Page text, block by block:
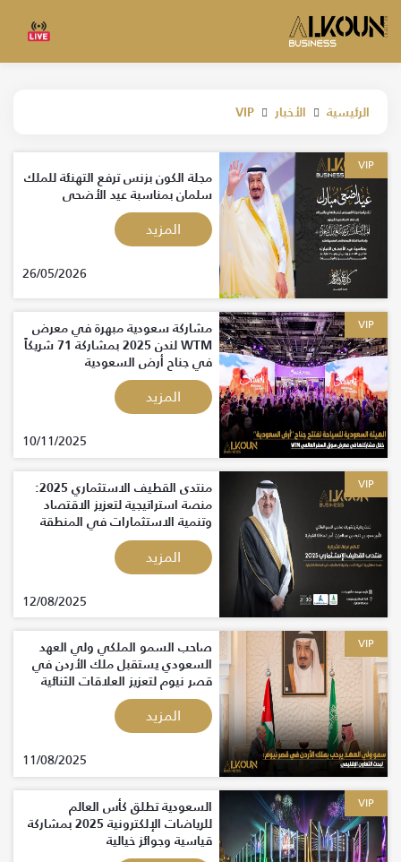
الرئيسية الأخبار VIP
VIP
مجلة الكون بزنس ترفع التهنئة للملك
سلمان بمناسبة عيد الأضحى
المزيد
26/05/2026
VIP مشاركة سعودية مبهرة في معرض
WTM لندن 2025 بمشاركة 71 شريكاً
في جناح أرض السعودية
المزيد
10/11/2025
VIP منتدى القطيف الاستثماري 2025:
منصة استراتيجية لتعزيز الاقتصاد
وتنمية الاستثمارات في المنطقة
الشرقية
المزيد
12/08/2025
VIP صاحب السمو الملكي ولي العهد
السعودي يستقبل ملك الأردن في
قصر نيوم لتعزيز العلاقات الثنائية
المزيد
11/08/2025
VIP السعودية تطلق كأس العالم
للرياضات الإلكترونية 2025 بمشاركة
قياسية وجوائز خيالية